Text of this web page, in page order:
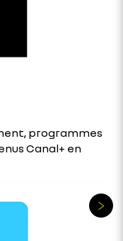
programmes
Canal+ en